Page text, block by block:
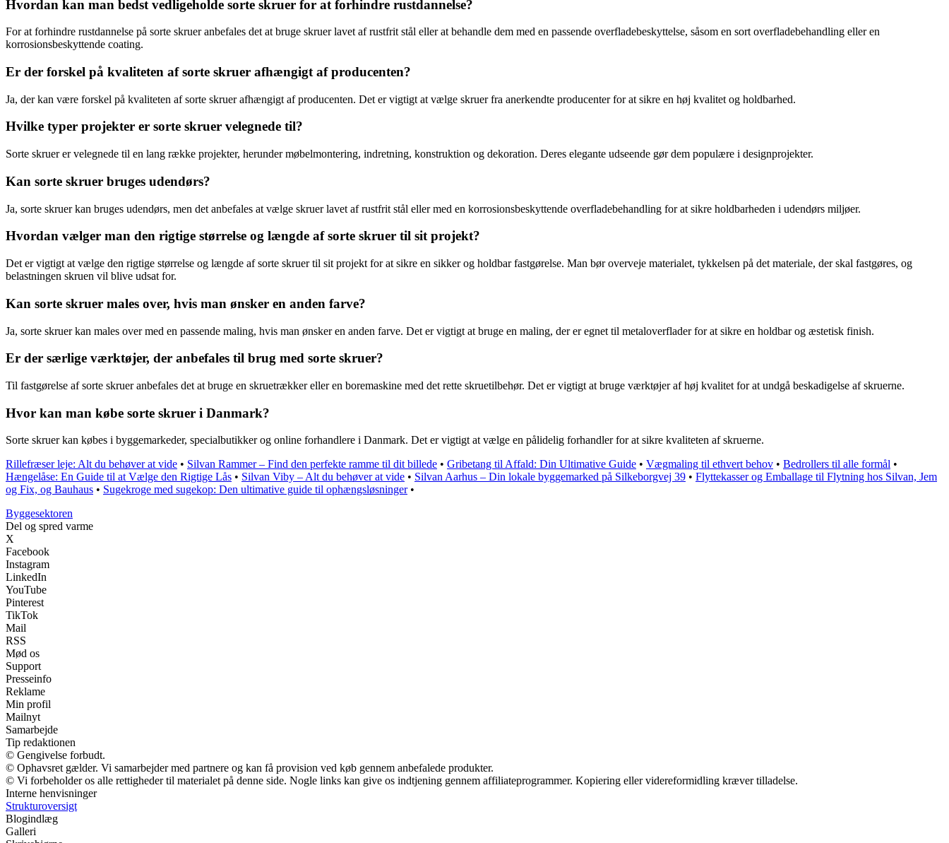
Hvordan kan man bedst vedligeholde sorte skruer for at forhindre rustdannelse?
For at forhindre rustdannelse på sorte skruer anbefales det at bruge skruer lavet af rustfrit stål eller at behandle dem med en passende overfladebeskyttelse, såsom en sort overfladebehandling eller en
korrosionsbeskyttende coating.
Er der forskel på kvaliteten af sorte skruer afhængigt af producenten?
Ja, der kan være forskel på kvaliteten af sorte skruer afhængigt af producenten. Det er vigtigt at vælge skruer fra anerkendte producenter for at sikre en høj kvalitet og holdbarhed.
Hvilke typer projekter er sorte skruer velegnede til?
Sorte skruer er velegnede til en lang række projekter, herunder møbelmontering, indretning, konstruktion og dekoration. Deres elegante udseende gør dem populære i designprojekter.
Kan sorte skruer bruges udendørs?
Ja, sorte skruer kan bruges udendørs, men det anbefales at vælge skruer lavet af rustfrit stål eller med en korrosionsbeskyttende overfladebehandling for at sikre holdbarheden i udendørs miljøer.
Hvordan vælger man den rigtige størrelse og længde af sorte skruer til sit projekt?
Det er vigtigt at vælge den rigtige størrelse og længde af sorte skruer til sit projekt for at sikre en sikker og holdbar fastgørelse. Man bør overveje materialet, tykkelsen på det materiale, der skal fastgøres, og
belastningen skruen vil blive udsat for.
Kan sorte skruer males over, hvis man ønsker en anden farve?
Ja, sorte skruer kan males over med en passende maling, hvis man ønsker en anden farve. Det er vigtigt at bruge en maling, der er egnet til metaloverflader for at sikre en holdbar og æstetisk finish.
Er der særlige værktøjer, der anbefales til brug med sorte skruer?
Til fastgørelse af sorte skruer anbefales det at bruge en skruetrækker eller en boremaskine med det rette skruetilbehør. Det er vigtigt at bruge værktøjer af høj kvalitet for at undgå beskadigelse af skruerne.
Hvor kan man købe sorte skruer i Danmark?
Sorte skruer kan købes i byggemarkeder, specialbutikker og online forhandlere i Danmark. Det er vigtigt at vælge en pålidelig forhandler for at sikre kvaliteten af skruerne.
Rillefræser leje: Alt du behøver at vide • Silvan Rammer – Find den perfekte ramme til dit billede • Gribetang til Affald: Din Ultimative Guide • Vægmaling til ethvert behov • Bedrollers til alle formål •
Hængelåse: En Guide til at Vælge den Rigtige Lås • Silvan Viby – Alt du behøver at vide • Silvan Aarhus – Din lokale byggemarked på Silkeborgvej 39 • Flyttekasser og Emballage til Flytning hos Silvan, Jem
og Fix, og Bauhaus • Sugekroge med sugekop: Den ultimative guide til ophængsløsninger•
Byggesektoren
Del og spred varme
X
Facebook
Instagram
LinkedIn
YouTube
Pinterest
TikTok
Mail
RSS
Mød os
Support
Presseinfo
Reklame
Min profil
Mailnyt
Samarbejde
Tip redaktionen
© Gengivelse forbudt.
© Ophavsret gælder. Vi samarbejder med partnere og kan få provision ved køb gennem anbefalede produkter.
© Vi forbeholder os alle rettigheder til materialet på denne side. Nogle links kan give os indtjening gennem affiliateprogrammer. Kopiering eller videreformidling kræver tilladelse.
Interne henvisninger
Strukturoversigt
Blogindlæg
Galleri